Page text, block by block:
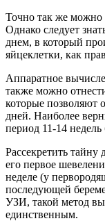
Точно так же можно
Однако следует
днем, в который
яйцеклетки, как
Аппаратное
также можно
которые позволяют
дней. Наиболее
период 11-14
Рассекретить
его первое
неделе (у
последующей
УЗИ, такой метод
единственным.